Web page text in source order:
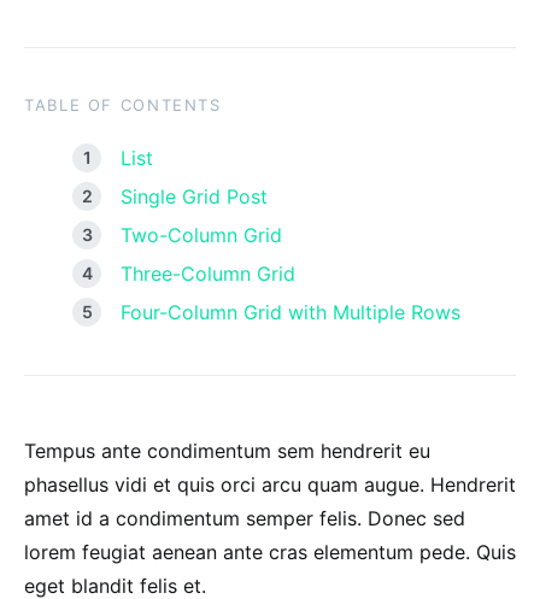
TABLE OF CONTENTS
List
Single Grid Post
Two-Column Grid
Three-Column Grid
Four-Column Grid with Multiple Rows
Tempus ante condimentum sem hendrerit eu
phasellus vidi et quis orci arcu quam augue. Hendrerit
amet id a condimentum semper felis. Donec sed
lorem feugiat aenean ante cras elementum pede. Quis
eget blandit felis et.